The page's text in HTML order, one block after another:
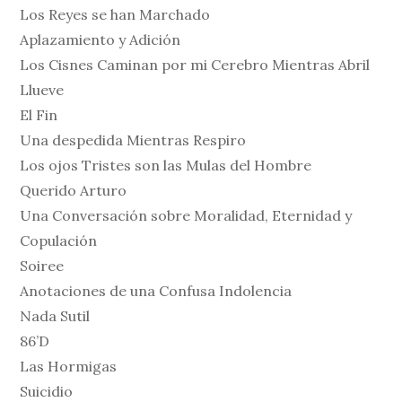
Los Reyes se han Marchado
Aplazamiento y Adición
Los Cisnes Caminan por mi Cerebro Mientras Abril
Llueve
El Fin
Una despedida Mientras Respiro
Los ojos Tristes son las Mulas del Hombre
Querido Arturo
Una Conversación sobre Moralidad, Eternidad y
Copulación
Soiree
Anotaciones de una Confusa Indolencia
Nada Sutil
86’D
Las Hormigas
Suicidio